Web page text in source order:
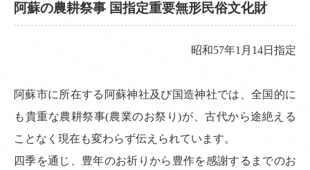
阿蘇の農耕祭事 国指定重要無形民俗文化財
昭和57年1月14日指定
阿蘇市に所在する阿蘇神社及び国造神社では、全国的に
も貴重な農耕祭事(農業のお祭り)が、古代から途絶える
ことなく現在も変わらず伝えられています。
四季を通じ、豊年のお祈りから豊作を感謝するまでのお